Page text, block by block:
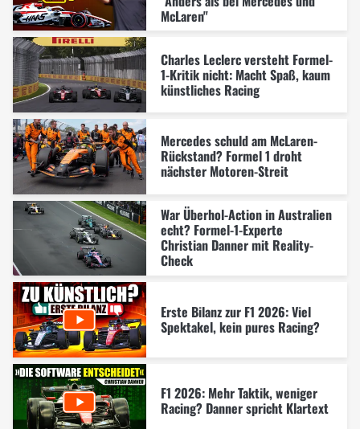
McLaren"
Charles Leclerc versteht Formel-
1-Kritik nicht: Macht Spaß, kaum
künstliches Racing
Mercedes schuld am McLaren-
Rückstand? Formel 1 droht
nächster Motoren-Streit
War Überhol-Action in Australien
echt? Formel-1-Experte
Christian Danner mit Reality-
Check
Erste Bilanz zur F1 2026: Viel
Spektakel, kein pures Racing?
F1 2026: Mehr Taktik, weniger
Racing? Danner spricht Klartext